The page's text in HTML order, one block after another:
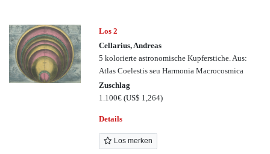
Los 2
Cellarius, Andreas
5 kolorierte astronomische Kupferstiche. Aus:
Atlas Coelestis seu Harmonia Macrocosmica
Zuschlag
1.100€(US$ 1,264)
Details
Los merken